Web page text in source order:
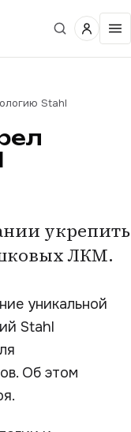
Stahl
укрепить
ЛКМ.
уникальной
Stahl
Об этом